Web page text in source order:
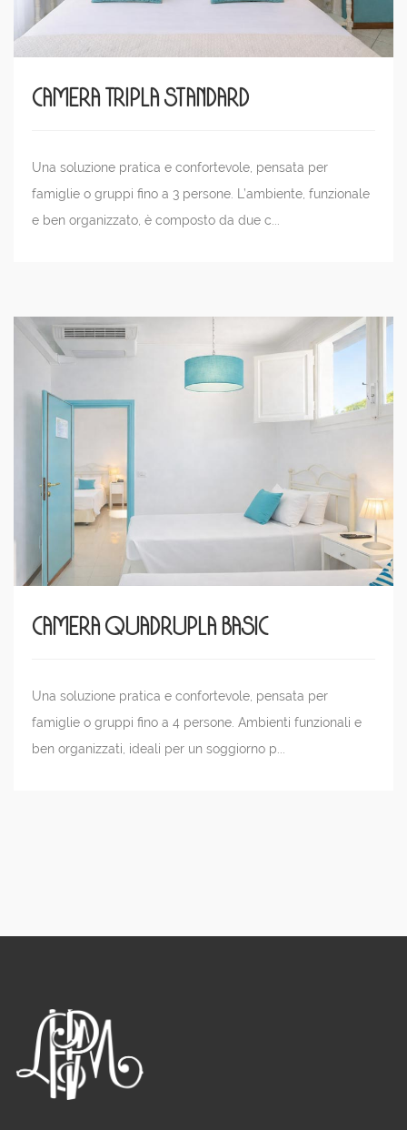
Camera Tripla Standard
Una soluzione pratica e confortevole, pensata per
famiglie o gruppi fino a 3 persone. L’ambiente, funzionale
e ben organizzato, è composto da due c...
Camera Quadrupla Basic
Una soluzione pratica e confortevole, pensata per
famiglie o gruppi fino a 4 persone. Ambienti funzionali e
ben organizzati, ideali per un soggiorno p...